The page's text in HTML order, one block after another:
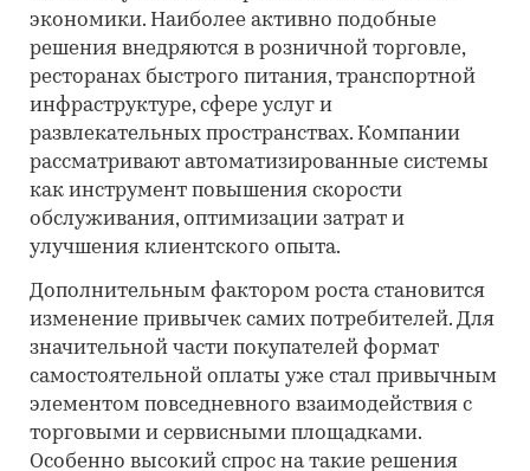
экономики. Наиболее активно подобные
решения внедряются в розничной торговле,
ресторанах быстрого питания, транспортной
инфраструктуре, сфере услуг и
развлекательных пространствах. Компании
рассматривают автоматизированные системы
как инструмент повышения скорости
обслуживания, оптимизации затрат и
улучшения клиентского опыта.
Дополнительным фактором роста становится
изменение привычек самих потребителей. Для
значительной части покупателей формат
самостоятельной оплаты уже стал привычным
элементом повседневного взаимодействия с
торговыми и сервисными площадками.
Особенно высокий спрос на такие решения